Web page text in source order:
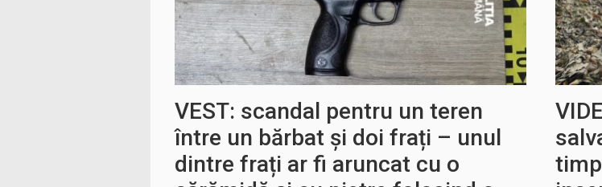
VEST: scandal pentru un teren
între un bărbat și doi frați – unul
dintre frați ar fi aruncat cu o